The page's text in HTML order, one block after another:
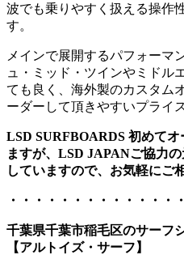
波でも乗りやすく扱える操作
す。
メインで展開するパフォーマ
ュ・ミッド・ツインやミドル
ても良く、海外製のカスタム
ーダーして頂きやすいプライ
LSD SURFBOARDS 初めて
ますが、LSD JAPANご協力
していますので、お気軽にご
・・・・・・・・・・・・
千葉県千葉市稲毛区のサーフ
【アルトイズ・サーフ】